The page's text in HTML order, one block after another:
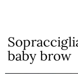
baby brow